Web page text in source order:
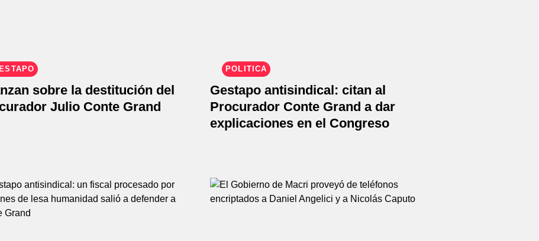
sobre la destitución del
Julio Conte Grand
POLÍTICA
Gestapo antisindical: citan al
Procurador Conte Grand a dar
explicaciones en el Congreso